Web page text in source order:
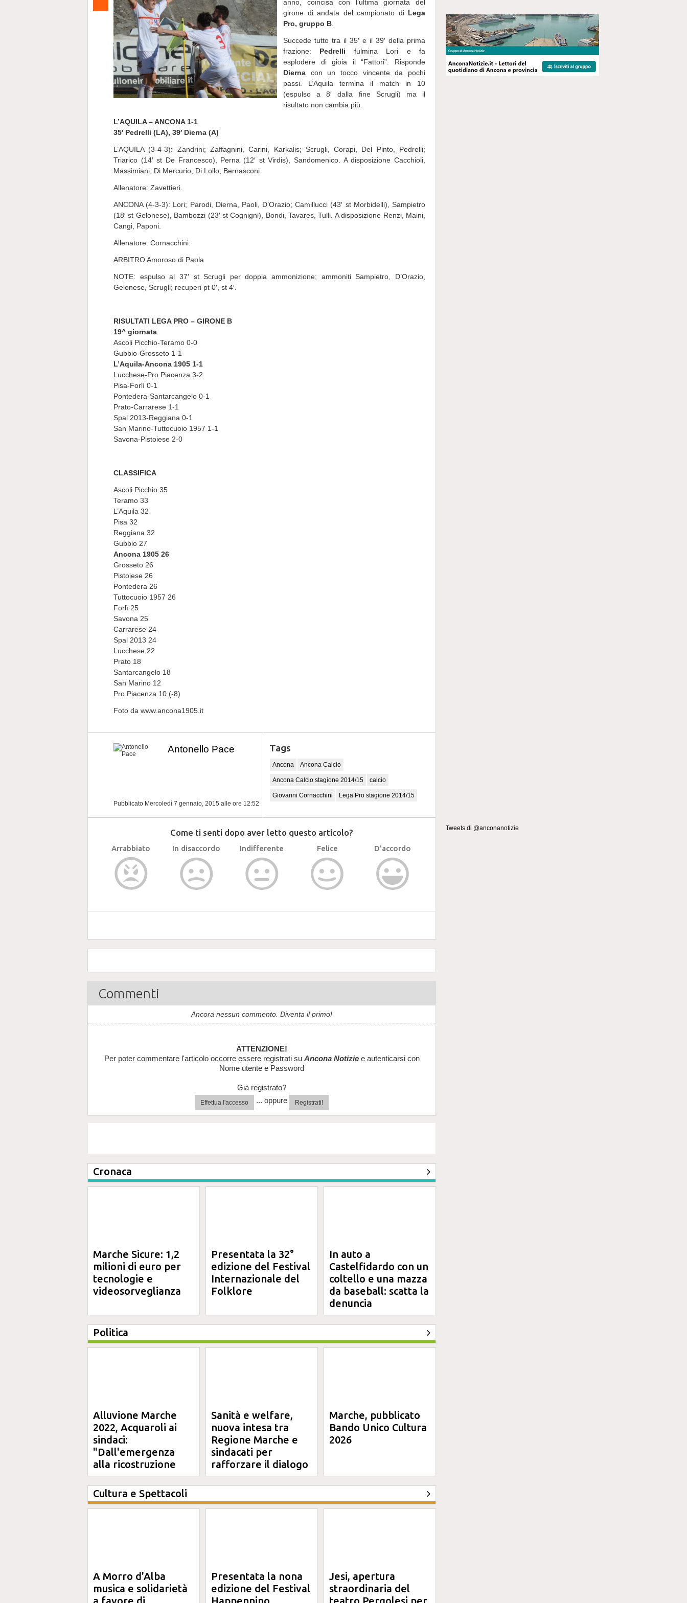
anno, coincisa con l’ultima giornata del
girone di andata del campionato di Lega
Pro, gruppo B
Succede tutto tra il 35′ e il 39′ della prima
frazione: Pedrelli fulmina Lori e fa
esplodere di gioia il “Fattori”. Risponde
Dierna con un tocco vincente da pochi
passi. L’Aquila termina il match in 10
(espulso a 8′ dalla fine Scrugli) ma il
risultato non cambia più.
L’AQUILA – ANCONA 1-1
35′ Pedrelli (LA), 39′ Dierna (A)
L’AQUILA (3-4-3): Zandrini; Zaffagnini, Carini, Karkalis; Scrugli, Corapi, Del Pinto, Pedrelli;
Triarico (14′ st De Francesco), Perna (12′ st Virdis), Sandomenico. A disposizione Cacchioli,
Massimiani, Di Mercurio, Di Lollo, Bernasconi.
Allenatore: Zavettieri.
ANCONA (4-3-3): Lori; Parodi, Dierna, Paoli, D’Orazio; Camillucci (43′ st Morbidelli), Sampietro
(18′ st Gelonese), Bambozzi (23′ st Cognigni), Bondi, Tavares, Tulli. A disposizione Renzi, Maini,
Cangi, Paponi.
Allenatore: Cornacchini.
ARBITRO Amoroso di Paola
NOTE: espulso al 37′ st Scrugli per doppia ammonizione; ammoniti Sampietro, D’Orazio,
Gelonese, Scrugli; recuperi pt 0′, st 4′.
RISULTATI LEGA PRO – GIRONE B
19^ giornata
Ascoli Picchio-Teramo 0-0
Gubbio-Grosseto 1-1
L’Aquila-Ancona 1905 1-1
Lucchese-Pro Piacenza 3-2
Pisa-Forlì 0-1
Pontedera-Santarcangelo 0-1
Prato-Carrarese 1-1
Spal 2013-Reggiana 0-1
San Marino-Tuttocuoio 1957 1-1
Savona-Pistoiese 2-0
CLASSIFICA
Ascoli Picchio 35
Teramo 33
L’Aquila 32
Pisa 32
Reggiana 32
Gubbio 27
Ancona 1905 26
Grosseto 26
Pistoiese 26
Pontedera 26
Tuttocuoio 1957 26
Forlì 25
Savona 25
Carrarese 24
Spal 2013 24
Lucchese 22
Prato 18
Santarcangelo 18
San Marino 12
Pro Piacenza 10 (-8)
Foto da www.ancona1905.it
Antonello Pace
Pubblicato Mercoledì 7 gennaio, 2015 alle ore 12:52
Tags
Ancona Ancona Calcio
Ancona Calcio stagione 2014/15 calcio
Giovanni Cornacchini Lega Pro stagione 2014/15
Come ti senti dopo aver letto questo articolo?
Arrabbiato In disaccordo Indifferente Felice D'accordo
Commenti
Ancora nessun commento. Diventa il primo!
ATTENZIONE!
Per poter commentare l'articolo occorre essere registrati su Ancona Notiziee autenticarsi con
Nome utente e Password
Già registrato?
Effettua l'accesso ... oppure Registrati!
Cronaca
Marche Sicure: 1,2
milioni di euro per
tecnologie e
videosorveglianza
Presentata la 32°
edizione del Festival
Internazionale del
Folklore
In auto a
Castelfidardo con un
coltello e una mazza
da baseball: scatta la
denuncia
Politica
Alluvione Marche
2022, Acquaroli ai
sindaci:
"Dall'emergenza
alla ricostruzione
definitiva"
Sanità e welfare,
nuova intesa tra
Regione Marche e
sindacati per
rafforzare il dialogo
Marche, pubblicato
Bando Unico Cultura
2026
Cultura e Spettacoli
A Morro d'Alba
musica e solidarietà
Presentata la nona
edizione del Festival
Jesi, apertura
straordinaria del
Tweets di @anconanotizie